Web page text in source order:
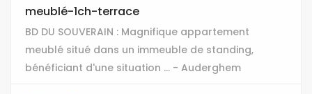
meublé-1ch-terrace
BD DU SOUVERAIN : Magnifique appartement
meublé situé dans un immeuble de standing,
bénéficiant d'une situation ... - Auderghem